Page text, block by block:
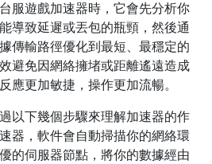
服遊戲加速器時，它會先分析你
導致延遲或丟包的瓶頸，然後通
傳輸路徑優化到最短、最穩定的
避免因網絡擁堵或距離遙遠造成
應更加敏捷，操作更加流暢。
以下幾個步驟來理解加速器的作
器，軟件會自動掃描你的網絡環
的伺服器節點，將你的數據經由